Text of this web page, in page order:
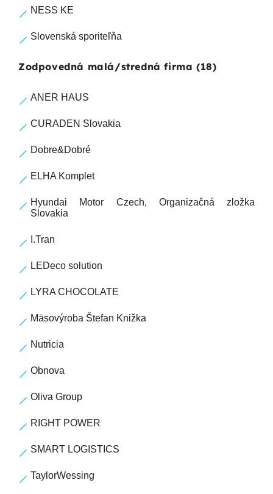
NESS KE
Slovenská sporiteľňa
Zodpovedná malá/stredná firma (18)
ANER HAUS
CURADEN Slovakia
Dobre&Dobré
ELHA Komplet
Hyundai Motor Czech, Organizačná zložka
Slovakia
I.Tran
LEDeco solution
LYRA CHOCOLATE
Mäsovýroba Štefan Knižka
Nutricia
Obnova
Oliva Group
RIGHT POWER
SMART LOGISTICS
TaylorWessing